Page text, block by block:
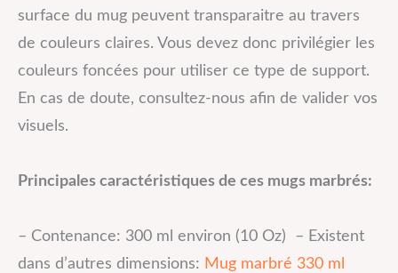
surface du mug peuvent transparaitre au travers
de couleurs claires. Vous devez donc privilégier les
couleurs foncées pour utiliser ce type de support.
En cas de doute, consultez-nous afin de valider vos
visuels.
Principales caractéristiques de ces mugs marbrés:
– Contenance: 300 ml environ (10 Oz) – Existent
dans d’autres dimensions: Mug marbré 330 ml